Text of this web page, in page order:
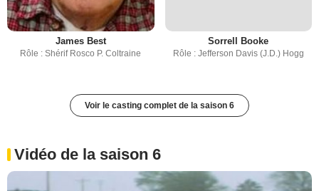
James Best
Rôle : Shérif Rosco P. Coltraine
Sorrell Booke
Rôle : Jefferson Davis (J.D.) Hogg
Voir le casting complet de la saison 6
Vidéo de la saison 6